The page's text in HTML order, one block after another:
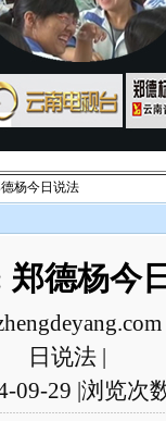
杨今日说法
郑德杨今
日说法 |
09-29 |浏览次